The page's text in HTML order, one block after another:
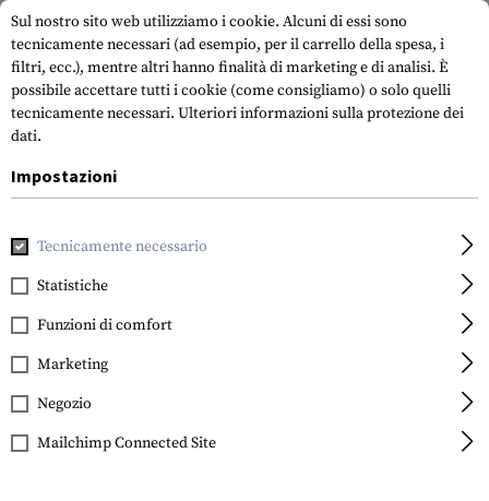
SRC
Padded Rifle Case 86cm
Sul nostro sito web utilizziamo i cookie. Alcuni di essi sono
tecnicamente necessari (ad esempio, per il carrello della spesa, i
filtri, ecc.), mentre altri hanno finalità di marketing e di analisi. È
possibile accettare tutti i cookie (come consigliamo) o solo quelli
tecnicamente necessari. Ulteriori informazioni sulla protezione dei
dati.
Impostazioni
Tecnicamente necessario
Statistiche
Funzioni di comfort
Marketing
Negozio
Mailchimp Connected Site